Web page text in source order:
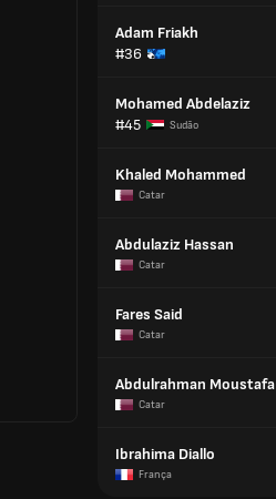
Adam Friakh
#36
Mohamed Abdelaziz
#45
Sudão
Khaled Mohammed
Catar
Abdulaziz Hassan
Catar
Fares Said
Catar
Abdulrahman Moustafa
Catar
Ibrahima Diallo
França